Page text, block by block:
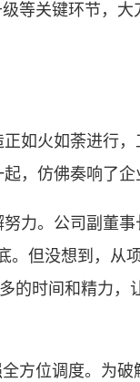
等关键环节，大
如火如荼进行，
，仿佛奏响了企
力。公司副董事
。但没想到，从
的时间和精力，
方位调度。为破